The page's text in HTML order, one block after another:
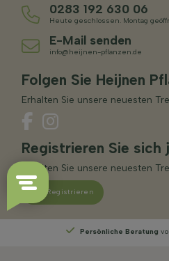
0283 192 630 06
Heute geschlossen. Montag
E-Mail senden
info@heijnen-pflanzen.de
Folgen Sie Heijnen
Erhalten Sie unsere neuesten
Registrieren Sie sich
Erhalten Sie unsere neuesten
Registrieren
Persönliche Beratung